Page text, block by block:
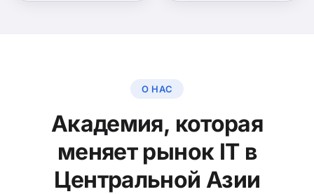
О НАС
Академия, которая
меняет рынок IT в
Центральной Азии